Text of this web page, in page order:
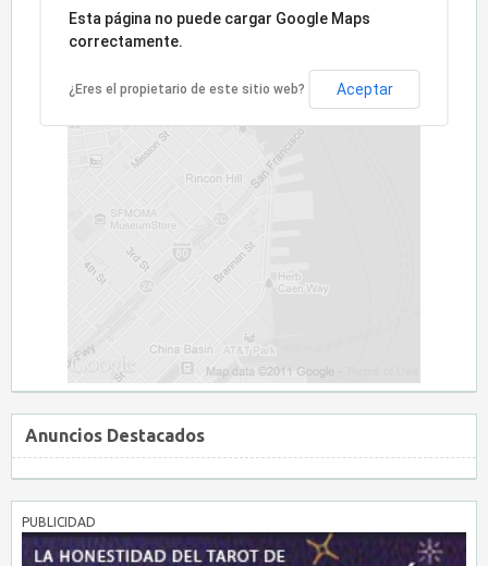
Lo sentimos, la dirección no ha sido encontrada.
Esta página no puede cargar Google Maps
correctamente.
¿Eres el propietario de este sitio web? Aceptar
Anuncios Destacados
PUBLICIDAD